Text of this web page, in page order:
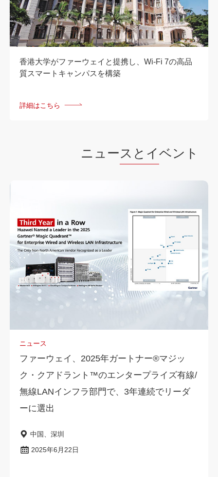
香港大学がファーウェイと提携し、Wi-Fi 7の高品
質スマートキャンパスを構築
詳細はこちら
ニュー スとイベント
ニュース
ファーウェイ、2025年ガートナー®マジッ
ク・クアドラント™のエンタープライズ有線/
無線LANインフラ部門で、3年連続でリーダ
ーに選出
中国、深圳
2025年6月22日